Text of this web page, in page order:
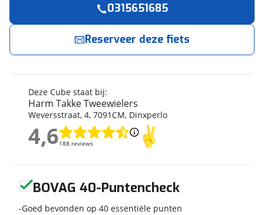
Cube
Model
Supreme EX
Framehoogte
46 cm
Wielmaat
28 inch
Nieuw of occasion
Occasion
Techniek
Fabriekskleur Groen
Deze Cube staat bij:
Harm Takke Tweewielers
Weversstraat, 4, 7091CM, Dinxperlo
4,6188 reviews
4,6
0315651685
Reserveer deze fiets
nu!
Harm Takke Tweewielers neemt snel contact
Naam
BOVAG 40-Puntencheck
Goed bevonden op 40 essentiële punten